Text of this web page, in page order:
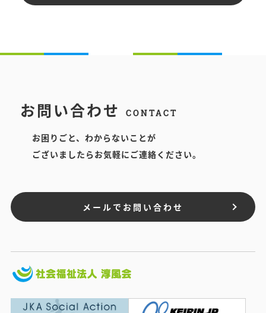
お問い合わせ CONTACT
お困りごと、わからないことが
ございましたらお気軽にご連絡ください。
メールでお問い合わせ